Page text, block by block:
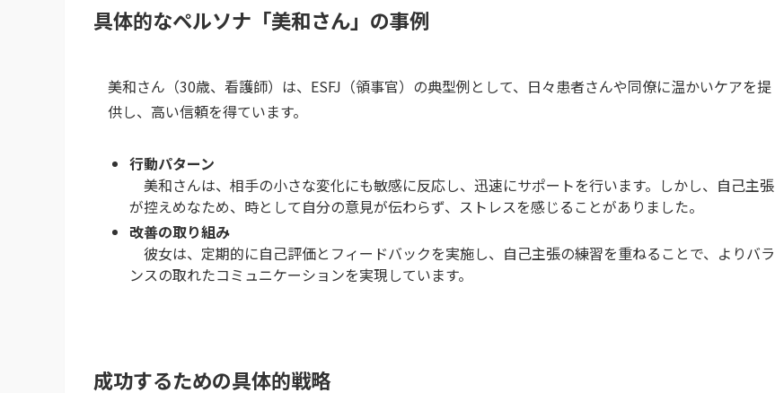
具体的なペルソナ「美和さん」の事例
美和さん（30歳、看護師）は、ESFJ（領事官）の典型例として、日々患者さんや同僚に温かいケアを提
供し、高い信頼を得ています。
行動パターン
美和さんは、相手の小さな変化にも敏感に反応し、迅速にサポートを行います。しかし、自己主張
が控えめなため、時として自分の意見が伝わらず、ストレスを感じることがありました。
改善の取り組み
彼女は、定期的に自己評価とフィードバックを実施し、自己主張の練習を重ねることで、よりバラ
ンスの取れたコミュニケーションを実現しています。
成功するための具体的戦略